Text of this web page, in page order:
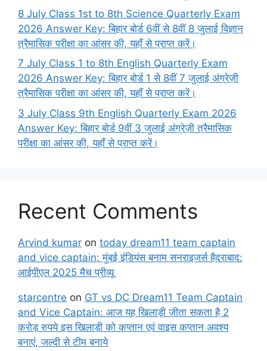
8 July Class 1st to 8th Science Quarterly Exam
2026 Answer Key: बिहार बोर्ड 6वीं से 8वीं 8 जुलाई विज्ञान
त्रैमासिक परीक्षा का आंसर की, यहाँ से प्राप्त करें।
7 July Class 1 to 8th English Quarterly Exam
2026 Answer Key: बिहार बोर्ड 1 से 8वीं 7 जुलाई अंग्रेज़ी
त्रैमासिक परीक्षा का आंसर की, यहाँ से प्राप्त करें।
3 July Class 9th English Quarterly Exam 2026
Answer Key: बिहार बोर्ड 9वीं 3 जुलाई अंग्रेज़ी त्रैमासिक
परीक्षा का आंसर की, यहाँ से प्राप्त करें।
Recent Comments
Arvind kumar on today dream11 team captain
and vice captain: मुंबई इंडियंस बनाम सनराइजर्स हैदराबाद:
आईपीएल 2025 मैच प्रीव्यू
starcentre on GT vs DC Dream11 Team Captain
and Vice Captain: आज यह खिलाड़ी जीता सकता है 2
करोड़ रुपये इस खिलाड़ी को कप्तान एवं वाइस कप्तान अवश्य
बनाएं, जल्दी से टीम बनाये